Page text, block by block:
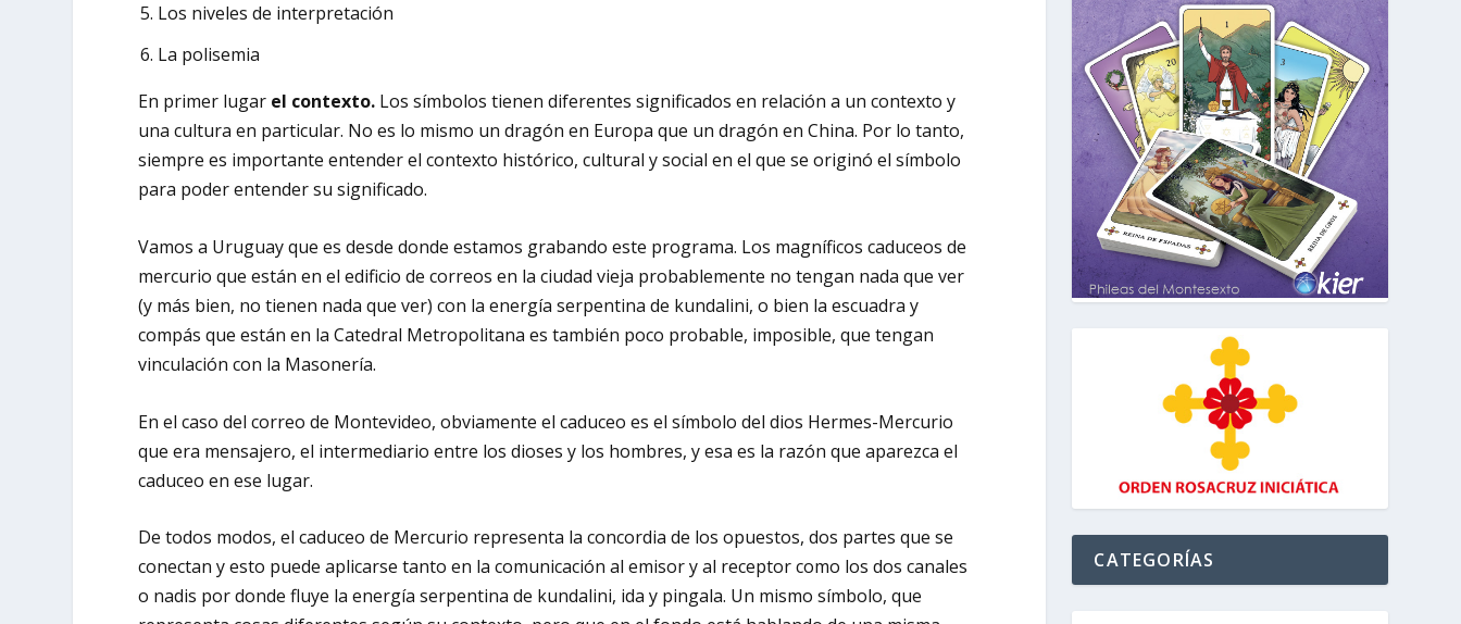
Los niveles de interpretación
La polisemia
En primer lugar el contexto. Los símbolos tienen diferentes significados en relación a un contexto y
una cultura en particular. No es lo mismo un dragón en Europa que un dragón en China. Por lo tanto,
siempre es importante entender el contexto histórico, cultural y social en el que se originó el símbolo
para poder entender su significado.
Vamos a Uruguay que es desde donde estamos grabando este programa. Los magníficos caduceos de
mercurio que están en el edificio de correos en la ciudad vieja probablemente no tengan nada que ver
(y más bien, no tienen nada que ver) con la energía serpentina de kundalini, o bien la escuadra y
compás que están en la Catedral Metropolitana es también poco probable, imposible, que tengan
vinculación con la Masonería.
En el caso del correo de Montevideo, obviamente el caduceo es el símbolo del dios Hermes-Mercurio
que era mensajero, el intermediario entre los dioses y los hombres, y esa es la razón que aparezca el
caduceo en ese lugar.
De todos modos, el caduceo de Mercurio representa la concordia de los opuestos, dos partes que se
conectan y esto puede aplicarse tanto en la comunicación al emisor y al receptor como los dos canales
o nadis por donde fluye la energía serpentina de kundalini, ida y pingala. Un mismo símbolo, que
CATEGORÍAS